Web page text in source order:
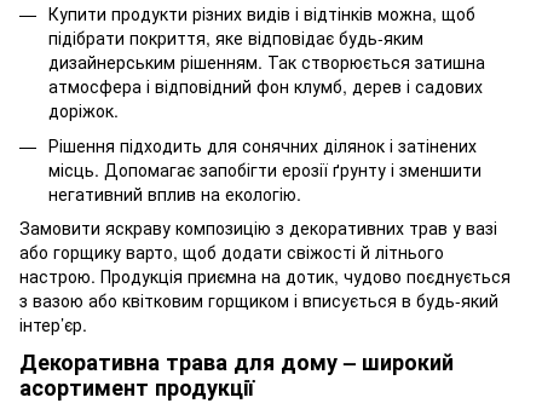
Купити продукти різних видів і відтінків можна, щоб
підібрати покриття, яке відповідає будь-яким
дизайнерським рішенням. Так створюється затишна
атмосфера і відповідний фон клумб, дерев і садових
доріжок.
Рішення підходить для сонячних ділянок і затінених
місць. Допомагає запобігти ерозії ґрунту і зменшити
негативний вплив на екологію.
Замовити яскраву композицію з декоративних трав у вазі
або горщику варто, щоб додати свіжості й літнього
настрою. Продукція приємна на дотик, чудово поєднується
з вазою або квітковим горщиком і вписується в будь-який
інтер’єр.
Декоративна трава для дому – широкий
асортимент продукції